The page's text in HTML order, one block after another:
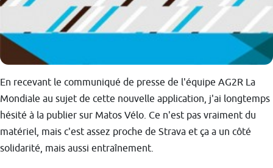
En recevant le communiqué de presse de l'équipe AG2R La
Mondiale au sujet de cette nouvelle application, j'ai longtemps
hésité à la publier sur Matos Vélo. Ce n'est pas vraiment du
matériel, mais c'est assez proche de Strava et ça a un côté
solidarité, mais aussi entraînement.